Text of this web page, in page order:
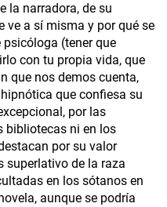
la narradora, de su
ve a sí misma y por qué se
(tener que
con tu propia vida, que
que nos demos cuenta,
que confiesa su
por las
bibliotecas ni en los
por su valor
superlativo de la raza
en los sótanos en
aunque se podría